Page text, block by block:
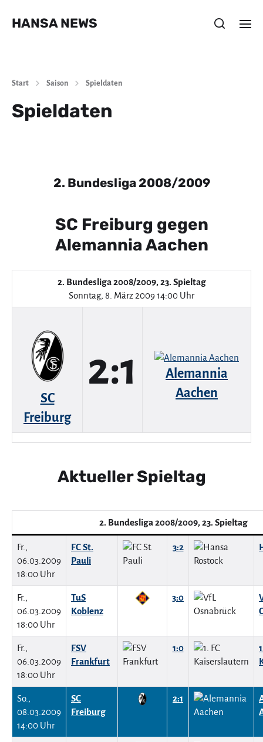
HANSA NEWS
Start Saison Spieldaten
Spieldaten
2. Bundesliga 2008/2009
SC Freiburg gegen
Alemannia Aachen
2. Bundesliga 2008/2009, 23. Spieltag
Sonntag, 8. März 2009 14:00 Uhr
SC
Freiburg
2:1
Alemannia
Aachen
Aktueller Spieltag
2. Bundesliga 2008/2009, 23. Spieltag
Fr.,
06.03.2009
18:00 Uhr
FC St.
Pauli
3:2
Fr.,
06.03.2009
18:00 Uhr
TuS
Koblenz
3:0
Fr.,
06.03.2009
18:00 Uhr
FSV
Frankfurt
1:0
So.,
08.03.2009
14:00 Uhr
SC
Freiburg
2:1